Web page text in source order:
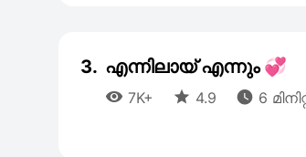
3. എന്നിലായ് എന്നും 💞
 7K+  4.9  6